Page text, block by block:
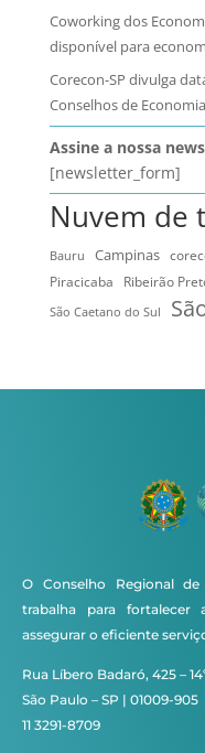
Coworking dos
disponível para
Corecon-SP divulga
Conselhos de
Assine a nossa
[newsletter_form]
Nuvem de
Bauru Campinas
Piracicaba Ribeirão
São Caetano do Sul
O Conselho Regional
trabalha para fortalecer
assegurar o eficiente
Rua Líbero Badaró, 425 –
São Paulo – SP | 01009-905
11 3291-8709